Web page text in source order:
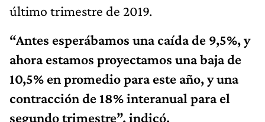
último trimestre de 2019.
“Antes esperábamos una caída de 9,5%, y
ahora estamos proyectamos una baja de
10,5% en promedio para este año, y una
contracción de 18% interanual para el
segundo trimestre”, indicó.